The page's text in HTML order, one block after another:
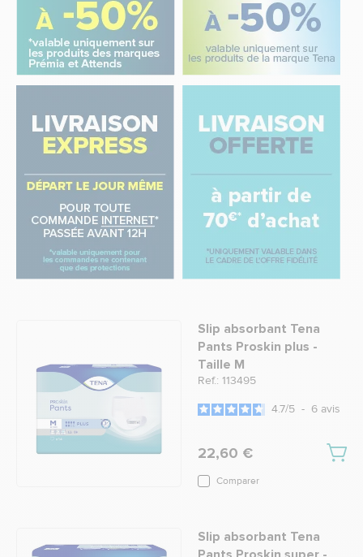
Slip absorbant Tena
Pants Proskin plus -
Taille M
Ref.: 113495
4.7/5 - 6 avis
22,60 €
Comparer
Slip absorbant Tena